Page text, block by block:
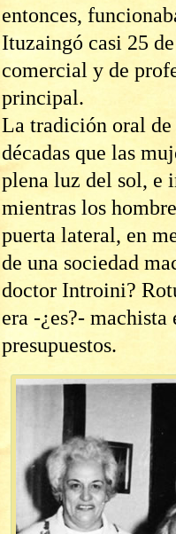
entonces,
Ituzaingó casi 25
comercial y de
principal.
La tradición oral de
décadas que las
plena luz del sol, e
mientras los
puerta lateral, en
de una sociedad
doctor Introini?
era -¿es?- machista
presupuestos.